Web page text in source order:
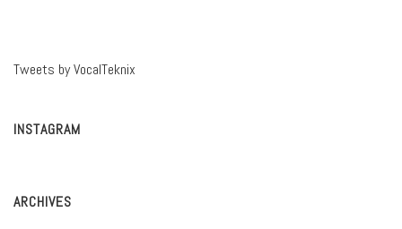
Tweets by VocalTeknix
INSTAGRAM
ARCHIVES